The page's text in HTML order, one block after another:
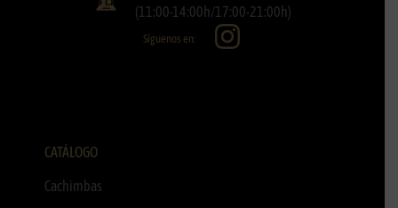
(11:00-14:00h/17:00-21:00h)
Síguenos en:
CATÁLOGO
Cachimbas